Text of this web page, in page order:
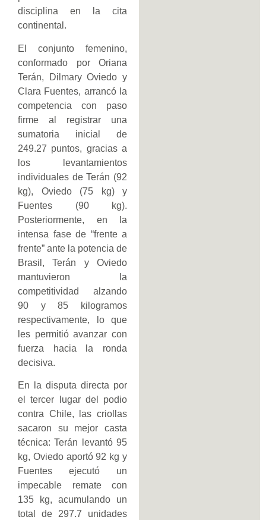
disciplina en la cita
continental.
El conjunto femenino,
conformado por Oriana
Terán, Dilmary Oviedo y
Clara Fuentes, arrancó la
competencia con paso
firme al registrar una
sumatoria inicial de
249.27 puntos, gracias a
los levantamientos
individuales de Terán (92
kg), Oviedo (75 kg) y
Fuentes (90 kg).
Posteriormente, en la
intensa fase de “frente a
frente” ante la potencia de
Brasil, Terán y Oviedo
mantuvieron la
competitividad alzando
90 y 85 kilogramos
respectivamente, lo que
les permitió avanzar con
fuerza hacia la ronda
decisiva.
En la disputa directa por
el tercer lugar del podio
contra Chile, las criollas
sacaron su mejor casta
técnica: Terán levantó 95
kg, Oviedo aportó 92 kg y
Fuentes ejecutó un
impecable remate con
135 kg, acumulando un
total de 297.7 unidades